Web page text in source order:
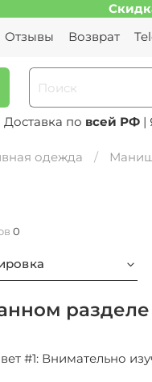
Отзывы Возврат
по всей РФ |
одежда
0
#1: Внимательно